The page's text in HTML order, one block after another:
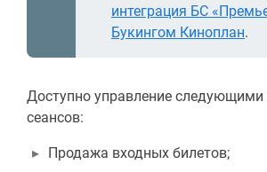
интеграция БС
Букингом Киноплан.
Доступно управление следующими
сеансов:
Продажа входных билетов;